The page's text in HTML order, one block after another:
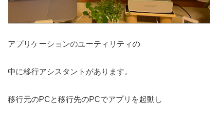
アプリケーションのユーティリティの
中に移行アシスタントがあります。
移行元のPCと移行先のPCでアプリを起動し